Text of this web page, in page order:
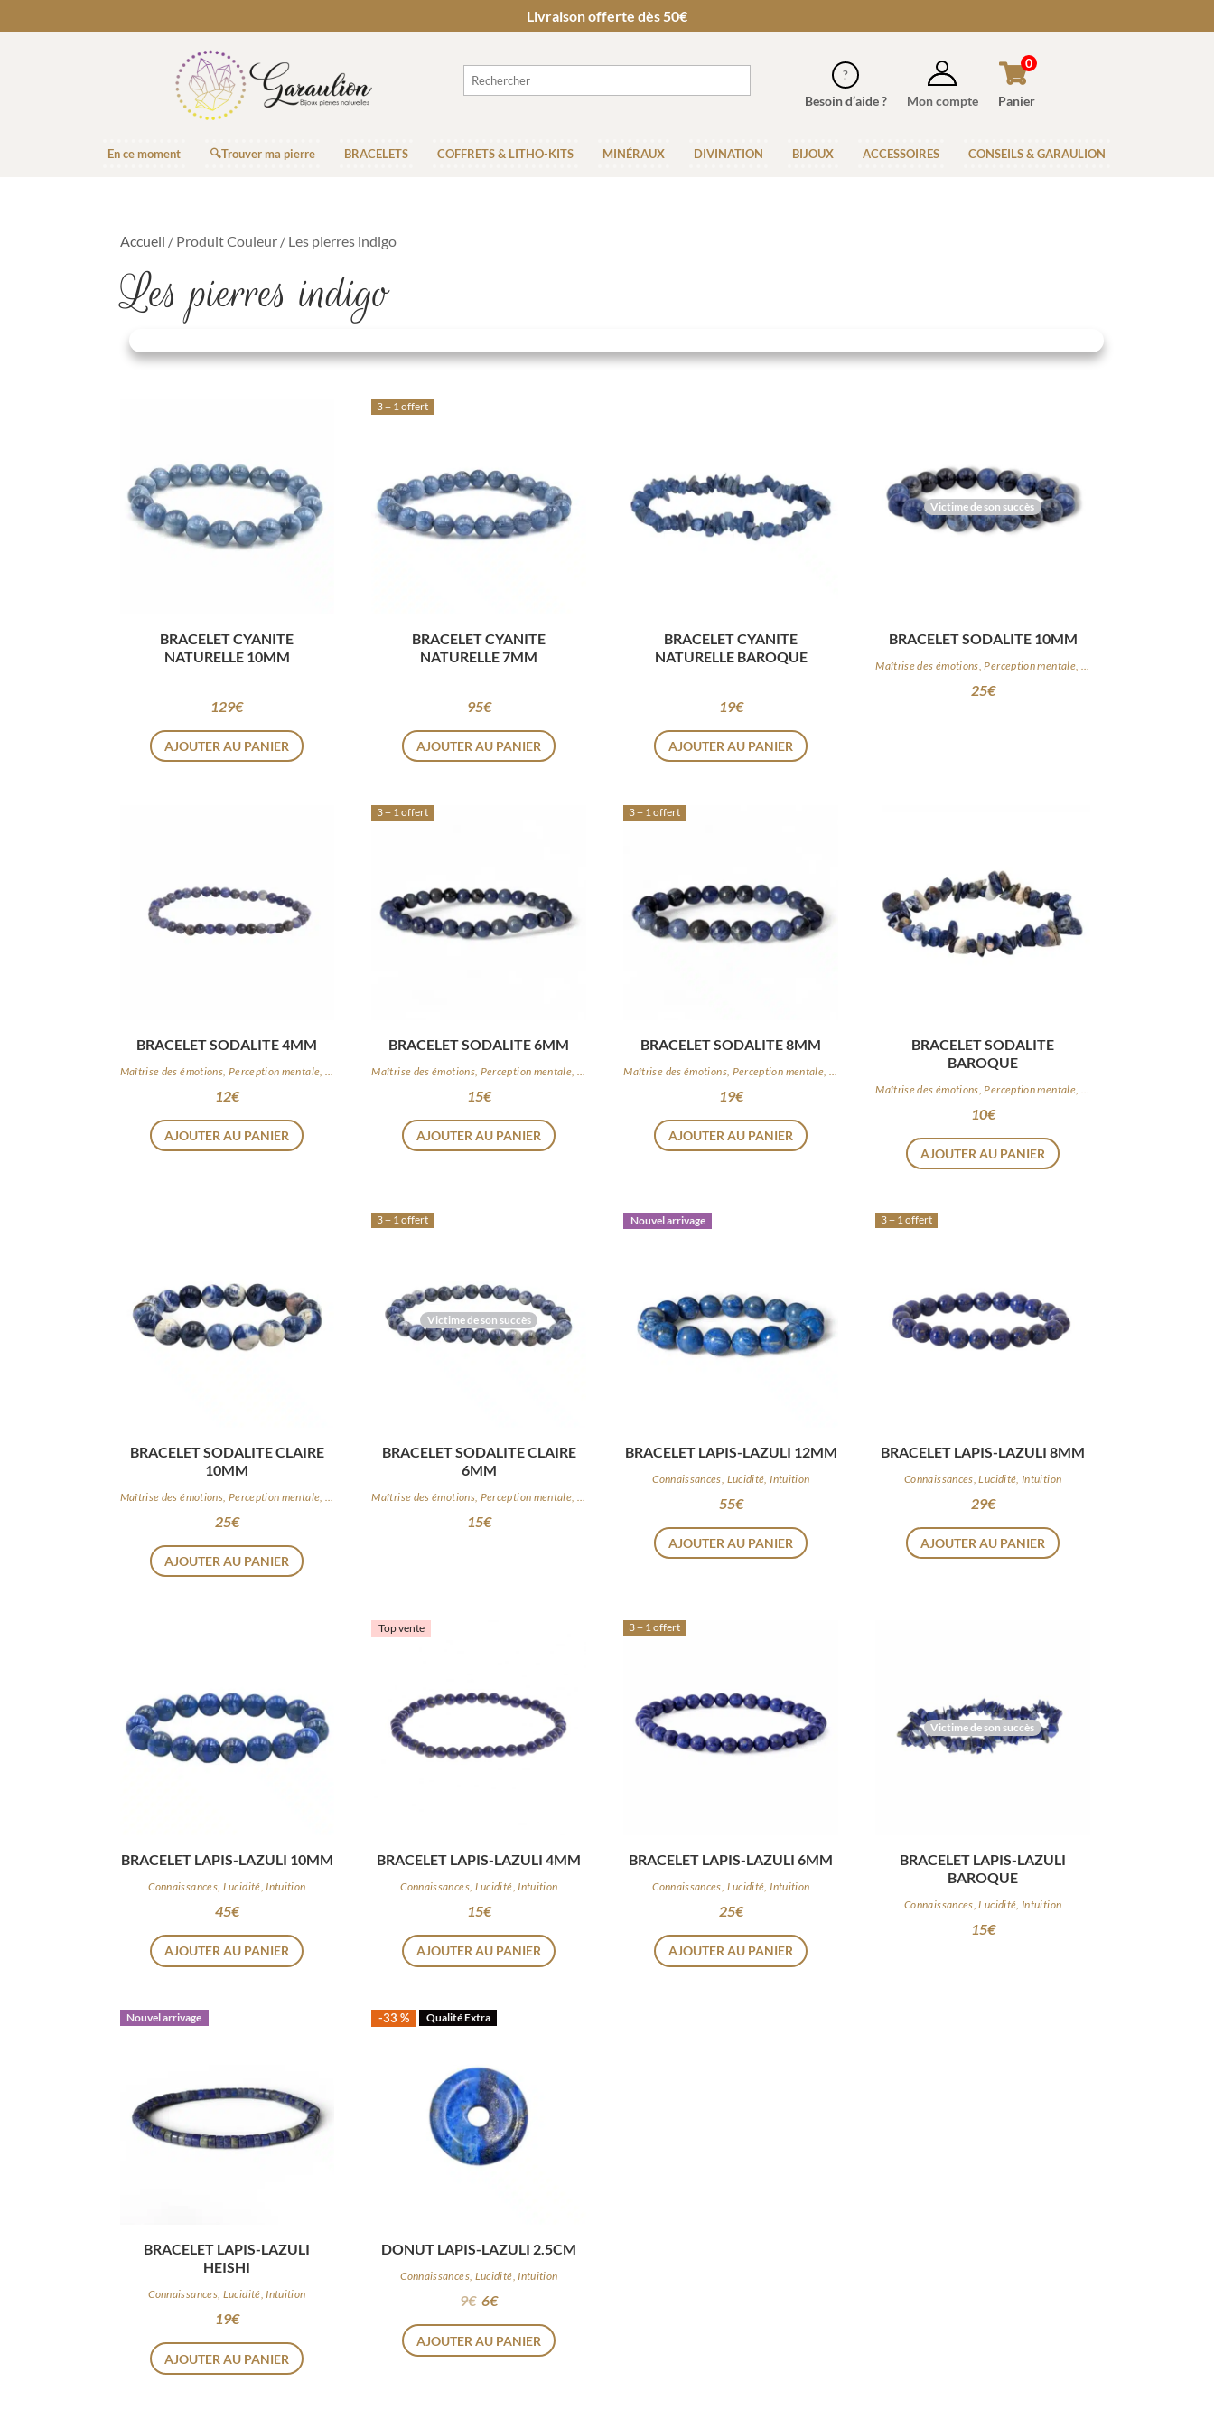
Livraison offerte dès 50€
Besoin d’aide ? Mon compte Panier
0
En ce moment 🔍Trouver ma pierre BRACELETS COFFRETS & LITHO-KITS MINÉRAUX DIVINATION BIJOUX ACCESSOIRES CONSEILS & GARAULION
Accueil / Produit Couleur / Les pierres indigo
Les pierres indigo
BRACELET CYANITE
NATURELLE 10MM
129€
AJOUTER AU PANIER
3 + 1 offert
BRACELET CYANITE
NATURELLE 7MM
95€
AJOUTER AU PANIER
BRACELET CYANITE
NATURELLE BAROQUE
19€
AJOUTER AU PANIER
Victime de son succès
BRACELET SODALITE 10MM
25€
BRACELET SODALITE 4MM
12€
AJOUTER AU PANIER
3 + 1 offert
BRACELET SODALITE 6MM
15€
AJOUTER AU PANIER
3 + 1 offert
BRACELET SODALITE 8MM
19€
AJOUTER AU PANIER
BRACELET SODALITE
BAROQUE
10€
AJOUTER AU PANIER
BRACELET SODALITE CLAIRE
10MM
Maîtrise des émotions, Perception mentale, Logique
25€
AJOUTER AU PANIER
Victime de son succès
3 + 1 offert
BRACELET SODALITE CLAIRE
6MM
Maîtrise des émotions, Perception mentale, Logique
15€
Nouvel arrivage
BRACELET LAPIS-LAZULI 12MM
Connaissances, Lucidité, Intuition
55€
AJOUTER AU PANIER
3 + 1 offert
BRACELET LAPIS-LAZULI 8MM
Connaissances, Lucidité, Intuition
29€
AJOUTER AU PANIER
BRACELET LAPIS-LAZULI 10MM
Connaissances, Lucidité, Intuition
45€
AJOUTER AU PANIER
Top vente
BRACELET LAPIS-LAZULI 4MM
Connaissances, Lucidité, Intuition
15€
AJOUTER AU PANIER
3 + 1 offert
BRACELET LAPIS-LAZULI 6MM
Connaissances, Lucidité, Intuition
25€
AJOUTER AU PANIER
Victime de son succès
BRACELET LAPIS-LAZULI
BAROQUE
Connaissances, Lucidité, Intuition
15€
Nouvel arrivage
BRACELET LAPIS-LAZULI
HEISHI
Connaissances, Lucidité, Intuition
19€
AJOUTER AU PANIER
-33 % Qualité Extra
DONUT LAPIS-LAZULI 2.5CM
Connaissances, Lucidité, Intuition
9€ 6€
AJOUTER AU PANIER